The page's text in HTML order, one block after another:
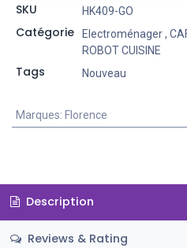
SKU HK409-GO
Catégorie Electroménager,
ROBOT CUISINE
Tags Nouveau
Marques: Florence
Description
Reviews & Rating